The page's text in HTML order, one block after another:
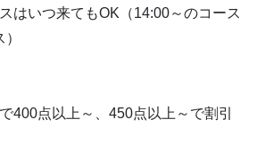
はいつ来てもOK（14:00～のコース
400点以上～、450点以上～で割引